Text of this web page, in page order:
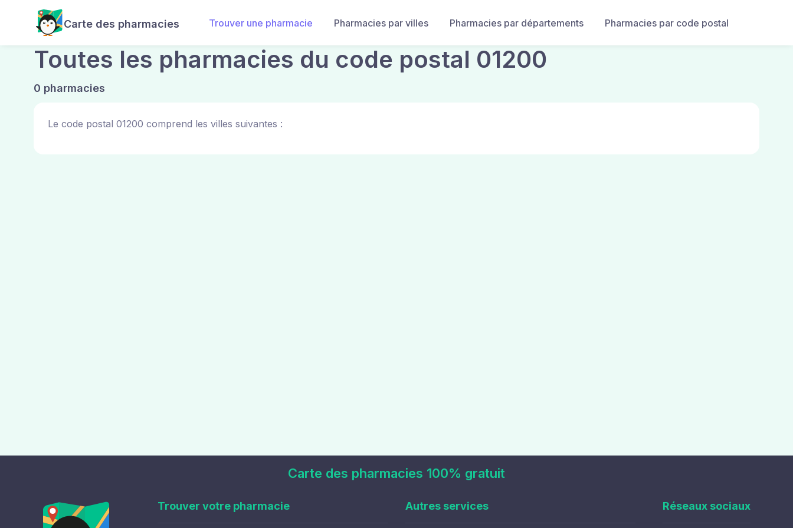
Carte des pharmacies Trouver une pharmacie Pharmacies par villes Pharmacies par départements Pharmacies par code postal
Toutes les pharmacies du code postal 01200
0 pharmacies
Le code postal 01200 comprend les villes suivantes :
Carte des pharmacies 100% gratuit
Trouver votre pharmacie Autres services Réseaux sociaux